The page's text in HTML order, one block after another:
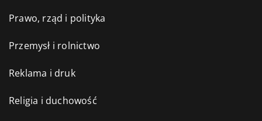
Prawo, rząd i polityka
Przemysł i rolnictwo
Reklama i druk
Religia i duchowość